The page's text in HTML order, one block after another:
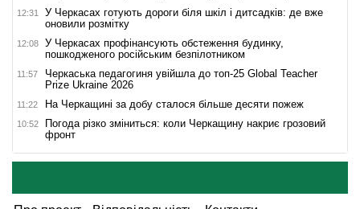
12:31
У Черкасах готують дороги біля шкіл і дитсадків: де вже
оновили розмітку
12:08
У Черкасах профінансують обстеження будинку,
пошкодженого російським безпілотником
11:57
Черкаська педагогиня увійшла до топ-25 Global Teacher
Prize Ukraine 2026
11:22 На Черкащині за добу сталося більше десяти пожеж
10:52
Погода різко зміниться: коли Черкащину накриє грозовий
фронт